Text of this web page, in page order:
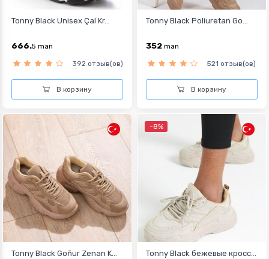
Tonny Black Unisex Çal Kr...
666.5 man
392 отзыв(ов)
В корзину
Tonny Black Poliuretan Go...
352 man
521 отзыв(ов)
В корзину
Tonny Black Goňur Zenan K...
-8%
Tonny Black бежевые кросс...